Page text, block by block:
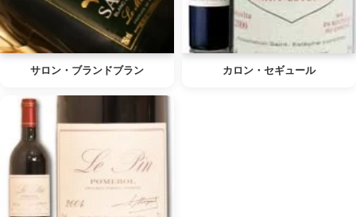
サロン・ブランドブラン カロン・セギュール